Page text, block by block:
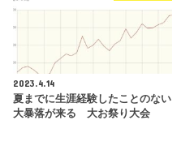
2023.4.14
夏までに生涯経験したことのない
大暴落が来る 大お祭り大会